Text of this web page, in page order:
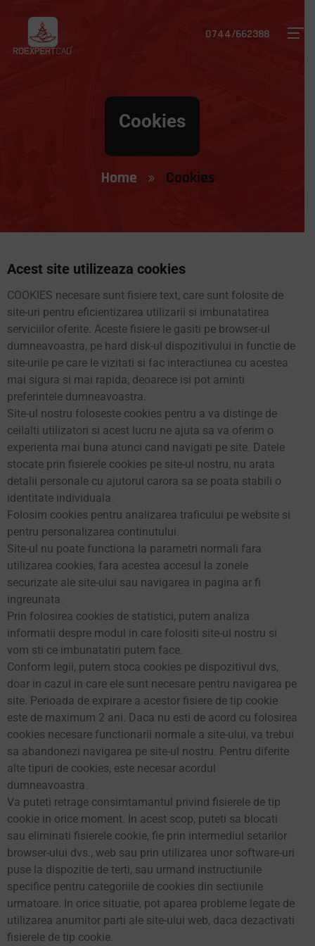
0744/662388
Cookies
Home Cookies
Acest site utilizeaza cookies
COOKIES necesare sunt fisiere text, care sunt folosite de
site-uri pentru eficientizarea utilizarii si imbunatatirea
serviciilor oferite. Aceste fisiere le gasiti pe browser-ul
dumneavoastra, pe hard disk-ul dispozitivului in functie de
site-urile pe care le vizitati si fac interactiunea cu acestea
mai sigura si mai rapida, deoarece isi pot aminti
preferintele dumneavoastra.
Site-ul nostru foloseste cookies pentru a va distinge de
ceilalti utilizatori si acest lucru ne ajuta sa va oferim o
experienta mai buna atunci cand navigati pe site. Datele
stocate prin fisierele cookies pe site-ul nostru, nu arata
detalii personale cu ajutorul carora sa se poata stabili o
identitate individuala.
Folosim cookies pentru analizarea traficului pe website si
pentru personalizarea continutului.
Site-ul nu poate functiona la parametri normali fara
utilizarea cookies, fara acestea accesul la zonele
securizate ale site-ului sau navigarea in pagina ar fi
ingreunata.
Prin folosirea cookies de statistici, putem analiza
informatii despre modul in care folositi site-ul nostru si
vom sti ce imbunatatiri putem face.
Conform legii, putem stoca cookies pe dispozitivul dvs,
doar in cazul in care ele sunt necesare pentru navigarea pe
site. Perioada de expirare a acestor fisiere de tip cookie
este de maximum 2 ani. Daca nu esti de acord cu folosirea
cookies necesare functionarii normale a site-ului, va trebui
sa abandonezi navigarea pe site-ul nostru. Pentru diferite
alte tipuri de cookies, este necesar acordul
dumneavoastra.
Va puteti retrage consimtamantul privind fisierele de tip
cookie in orice moment. In acest scop, puteti sa blocati
sau eliminati fisierele cookie, fie prin intermediul setarilor
browser-ului dvs., web sau prin utilizarea unor software-uri
puse la dispozitie de terti, sau urmand instructiunile
specifice pentru categoriile de cookies din sectiunile
urmatoare. In orice situatie, pot aparea probleme legate de
utilizarea anumitor parti ale site-ului web, daca dezactivati
fisierele de tip cookie.